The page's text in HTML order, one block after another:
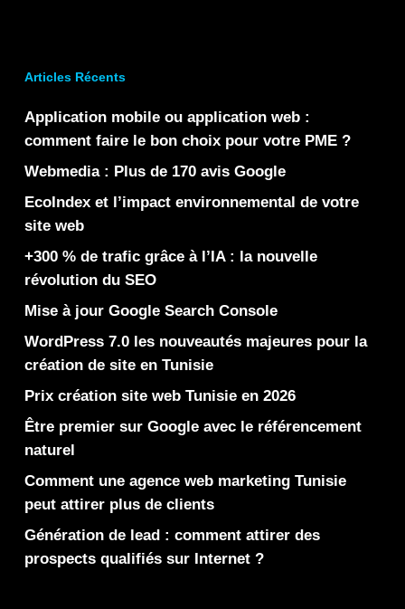
Articles Récents
Application mobile ou application web :
comment faire le bon choix pour votre PME ?
Webmedia : Plus de 170 avis Google
EcoIndex et l’impact environnemental de votre
site web
+300 % de trafic grâce à l’IA : la nouvelle
révolution du SEO
Mise à jour Google Search Console
WordPress 7.0 les nouveautés majeures pour la
création de site en Tunisie
Prix création site web Tunisie en 2026
Être premier sur Google avec le référencement
naturel
Comment une agence web marketing Tunisie
peut attirer plus de clients
Génération de lead : comment attirer des
prospects qualifiés sur Internet ?